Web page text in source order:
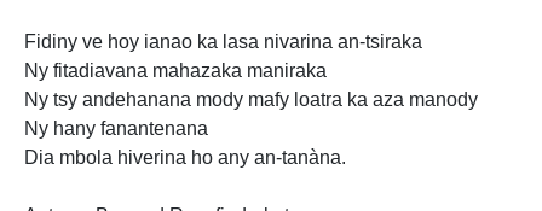
Fidiny ve hoy ianao ka lasa nivarina an-tsiraka
Ny fitadiavana mahazaka maniraka
Ny tsy andehanana mody mafy loatra ka aza manody
Ny hany fanantenana
Dia mbola hiverina ho any an-tanàna.